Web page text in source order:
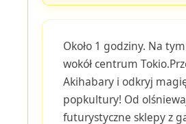
Około 1 godziny. Na
wokół centrum
Akihabary i odkryj
popkultury! Od
futurystyczne sklepy z